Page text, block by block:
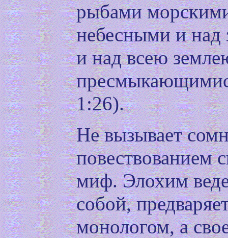
рыбами
небесными и над
и над всею
1:26).
Не вызывает
повествованием
миф. Элохим
собой,
монологом, а